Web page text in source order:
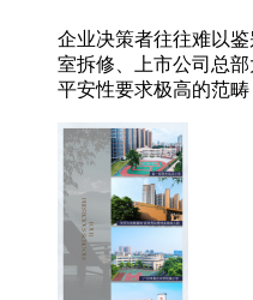
企业决策者往往难以
室拆修、上市公司总
平安性要求极高的范